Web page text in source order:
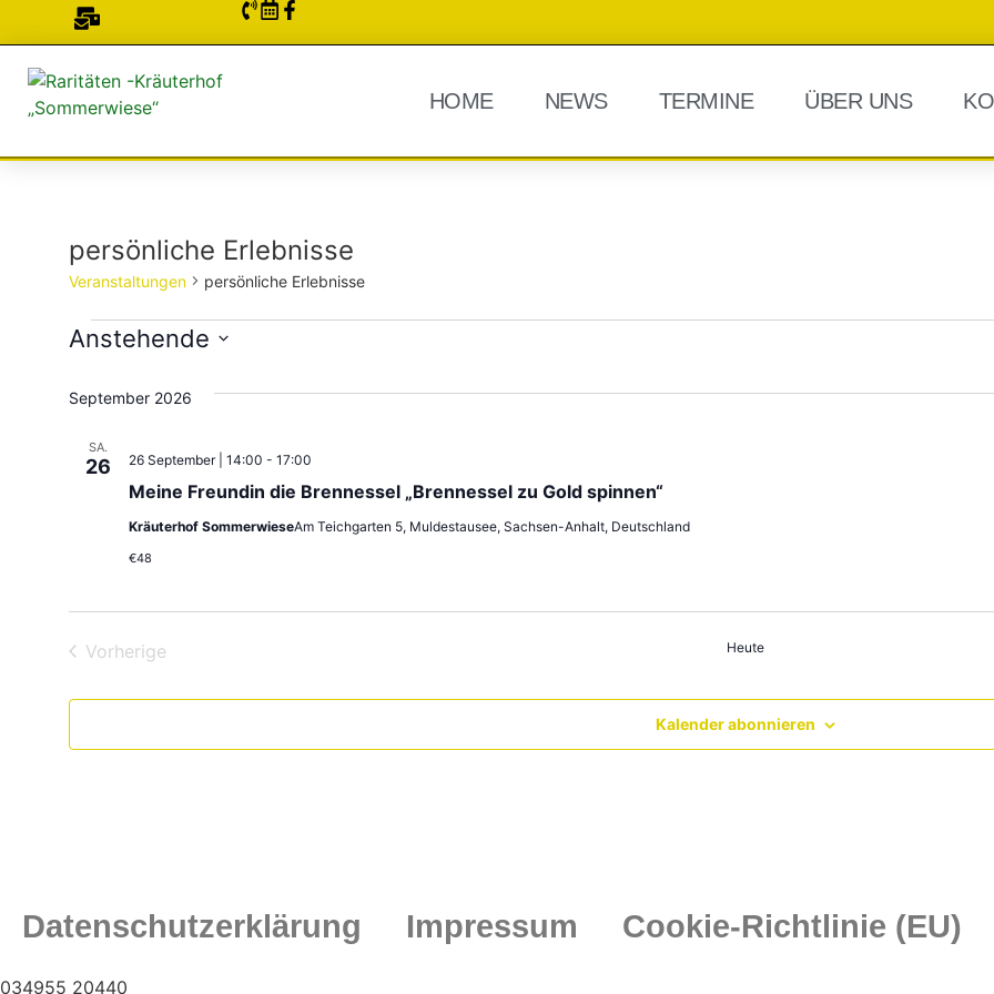
HOME NEWS TERMINE ÜBER UNS
persönliche Erlebnisse
Veranstaltungen persönliche Erlebnisse
Anstehende
September 2026
SA.
26
Meine Freundin die Brennessel „Brennessel zu Gold spinnen“
26 September | 14:00 - 17:00
Kräuterhof SommerwieseAm Teichgarten 5, Muldestausee, Sachsen-Anhalt, Deutschland
€48
VorherigeVeranstaltungen Heute
Kalender abonnieren
Datenschutzerklärung Impressum Cookie-Richtlinie (EU)
034955 20440